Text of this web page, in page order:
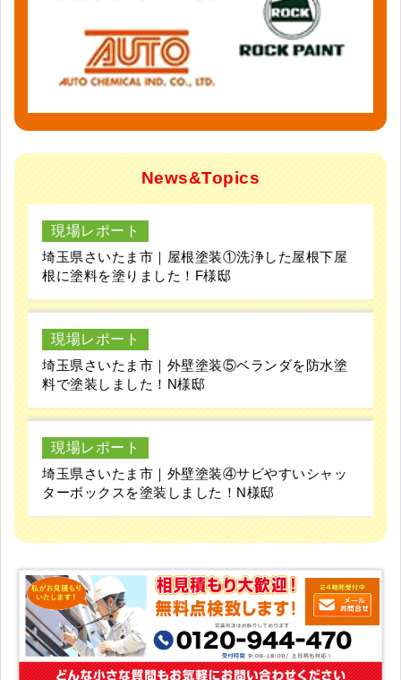
News&Topics
現場レポート
埼玉県さいたま市｜屋根塗装①洗浄した屋根下屋
根に塗料を塗りました！F様邸
現場レポート
埼玉県さいたま市｜外壁塗装⑤ベランダを防水塗
料で塗装しました！N様邸
現場レポート
埼玉県さいたま市｜外壁塗装④サビやすいシャッ
ターボックスを塗装しました！N様邸